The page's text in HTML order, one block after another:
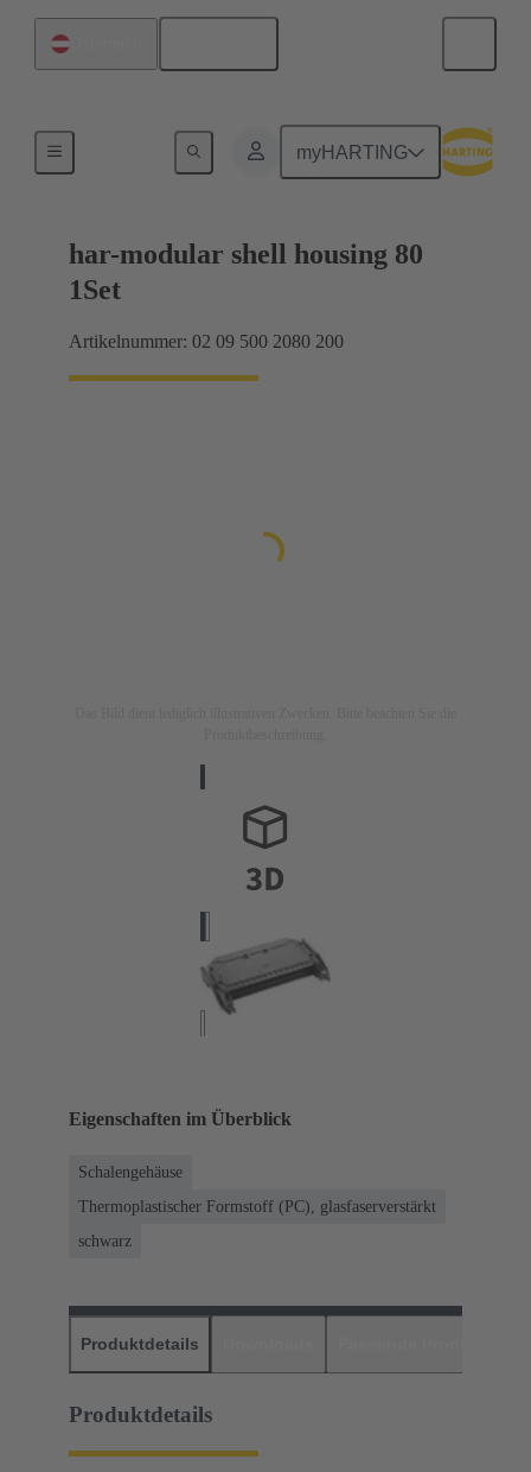
myHARTING
har-modular shell housing 80
1Set
Artikelnummer: 02 09 500 2080 200
Eigenschaften im Überblick
Schalengehäuse
Thermoplastischer Formstoff (PC), glasfaserverstärkt
schwarz
Produktdetails
Produktdetails